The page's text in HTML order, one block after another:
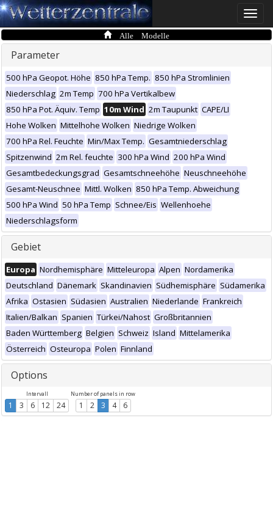
Toggle
Alle Modelle
Parameter
500 hPa Geopot. Höhe 850 hPa Temp. 850 hPa Stromlinien
Niederschlag 2m Temp 700 hPa Vertikalbew
850 hPa Pot. Äquiv. Temp 10m Wind 2m Taupunkt CAPE/LI
Hohe Wolken Mittelhohe Wolken Niedrige Wolken
700 hPa Rel. Feuchte Min/Max Temp. Gesamtniederschlag
Spitzenwind 2m Rel. feuchte 300 hPa Wind 200 hPa Wind
Gesamtbedeckungsgrad Gesamtschneehöhe Neuschneehöhe
Gesamt-Neuschnee Mittl. Wolken 850 hPa Temp. Abweichung
500 hPa Wind 50 hPa Temp Schnee/Eis Wellenhoehe
Niederschlagsform
Gebiet
Europa Nordhemisphäre Mitteleuropa Alpen Nordamerika
Deutschland Dänemark Skandinavien Südhemisphäre Südamerika
Afrika Ostasien Südasien Australien Niederlande Frankreich
Italien/Balkan Spanien Türkei/Nahost Großbritannien
Baden Württemberg Belgien Schweiz Island Mittelamerika
Österreich Osteuropa Polen Finnland
Options
Intervall
1 3 6 12 24
Number of panels in row
1 2 3 4 6